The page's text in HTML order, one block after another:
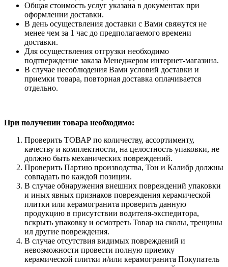
Общая стоимость услуг указана в документах при
оформлении доставки.
В день осуществления доставки с Вами свяжутся не
менее чем за 1 час до предполагаемого времени
доставки.
Для осуществления отгрузки необходимо
подтверждение заказа Менеджером интернет-магазина.
В случае несоблюдения Вами условий доставки и
приемки товара, повторная доставка оплачивается
отдельно.
При получении товара необходимо:
Проверить ТОВАР по количеству, ассортименту,
качеству и комплектности, на целостность упаковки, не
должно быть механических повреждений.
Проверить Партию производства, Тон и Калибр должны
совпадать по каждой позиции.
В случае обнаружения внешних повреждений упаковки
и иных явных признаков повреждения керамической
плитки или керамогранита проверить данную
продукцию в присутствии водителя-экспедитора,
вскрыть упаковку и осмотреть Товар на сколы, трещины
ил другие повреждения.
В случае отсутствия видимых повреждений и
невозможности провести полную приемку
керамической плитки и/или керамогранита Покупатель